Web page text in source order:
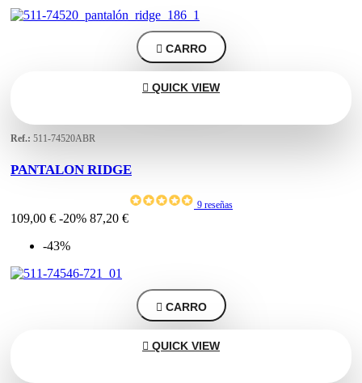
 CARRO
 QUICK VIEW
Ref.: 511-74520ABR
PANTALON RIDGE
9 reseñas
109,00 € -20% 87,20 €
-43%
 CARRO
 QUICK VIEW